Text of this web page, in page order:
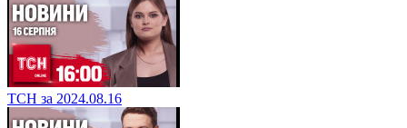
ТСН за 2024.08.16